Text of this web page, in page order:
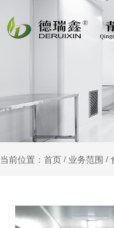
当前位置：首页 / 业务范围 /